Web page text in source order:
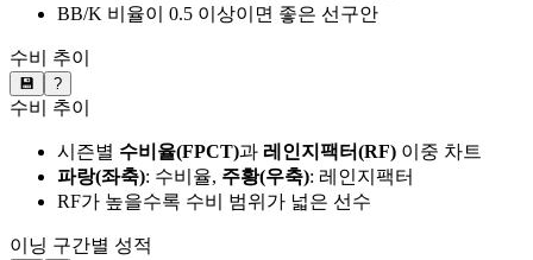
BB/K 비율이 0.5 이상이면 좋은 선구안
수비 추이
💾 ?
수비 추이
시즌별 수비율(FPCT)과 레인지팩터(RF) 이중 차트
파랑(좌축): 수비율, 주황(우축): 레인지팩터
RF가 높을수록 수비 범위가 넓은 선수
이닝 구간별 성적